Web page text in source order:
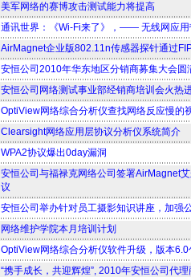
美军网络的赛博攻击测试能力将提高
通讯世界：《Wi-Fi来了》，—— 无线网应用
AirMagnet企业版802.11n传感器探针通过
安恒公司2010年华东地区分销商募集大会圆
安恒公司网络测试事业部经销商培训会火热
OptiView网络综合分析仪查找网络反应慢的
Clearsight网络应用层协议分析仪系统简介
WPA2协议爆出0day漏洞
安恒公司与福禄克网络公司签署AirMagnet
议
安恒公司举办针对员工摄影知识讲座，加强
网络维护学院本月培训计划
OptiView网络综合分析仪软件升级，版本
“携手成长，共迎辉煌”, 2010年安恒公司代